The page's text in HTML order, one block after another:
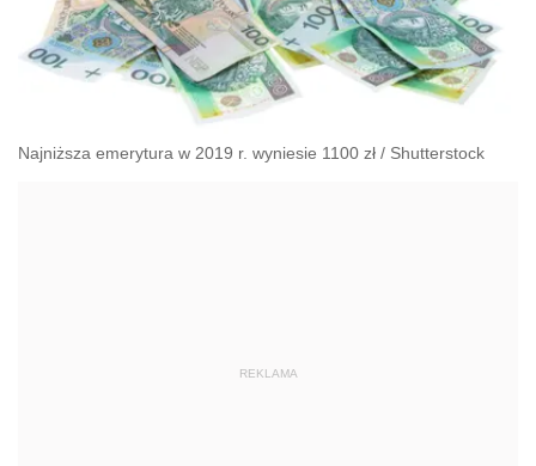
Najniższa emerytura w 2019 r. wyniesie 1100 zł / Shutterstock